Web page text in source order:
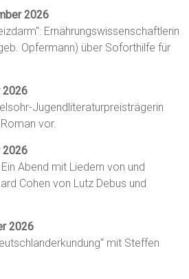
2026
Ernährungswissenschaftlerin
Opfermann) über Soforthilfe für
2026
Jugendliteraturpreisträgerin
vor.
2026
Abend mit Liedern von und
Cohen von Lutz Debus und
2026
mit Steffen